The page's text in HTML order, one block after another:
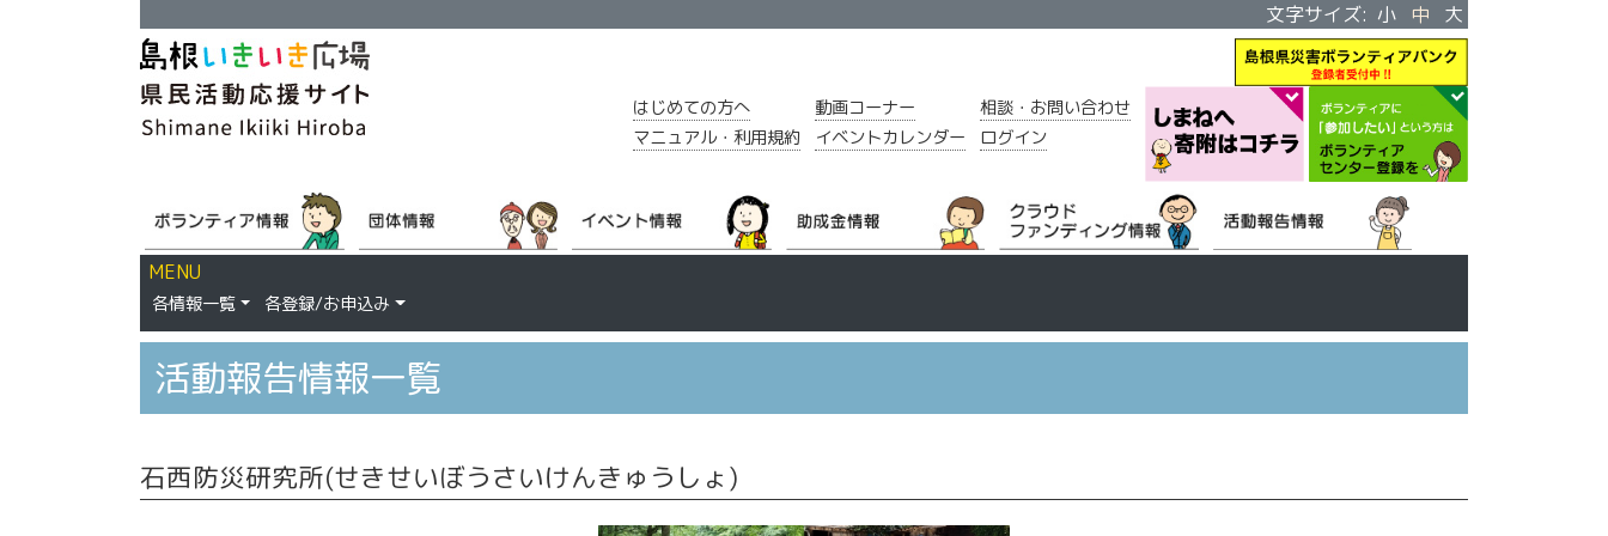
文字サイズ: 小 中 大
はじめての方へ
マニュアル・利用規約
動画コーナー
イベントカレンダー
相談・お問い合わせ
ログイン
MENU
各情報一覧 各登録/お申込み
活動報告情報一覧
石西防災研究所(せきせいぼうさいけんきゅうしょ)